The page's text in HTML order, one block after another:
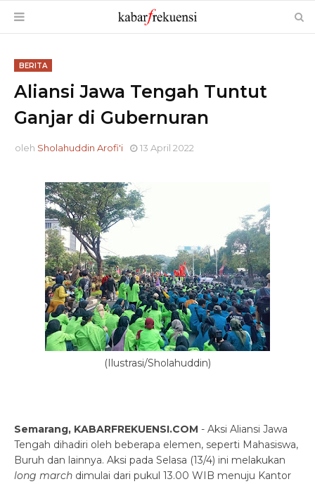
BERITA
Aliansi Jawa Tengah Tuntut
Ganjar di Gubernuran
oleh Sholahuddin Arofi'i 13 April 2022
(Ilustrasi/Sholahuddin)
Semarang, KABARFREKUENSI.COM - Aksi Aliansi Jawa
Tengah dihadiri oleh beberapa elemen, seperti Mahasiswa,
Buruh dan lainnya. Aksi pada Selasa (13/4) ini melakukan
long march dimulai dari pukul 13.00 WIB menuju Kantor